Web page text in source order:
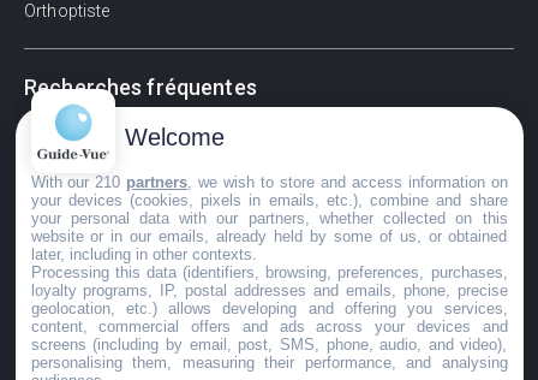
Orthoptiste
Recherches fréquentes
Pathologies adultes
Signes d'une urgence ophtalmologique
La vision
Acuité visuelle
Myosis / mydriase
Œdème oculaire
©GuideVue2024
Welcome
With our 210 partners , we wish to store and access information on
your devices (cookies, pixels in emails, etc.), combine and share
your personal data with our partners, whether collected on this
website or in our emails, already held by some of us, or obtained
later, including in other contexts.
Processing this data (identifiers, browsing, preferences, purchases,
loyalty programs, IP, postal addresses and emails, phone, precise
geolocation, etc.) allows developing and offering you services,
content, commercial offers and ads across your devices and
screens (including by email, post, SMS, phone, audio, and video),
personalising them, measuring their performance, and analysing